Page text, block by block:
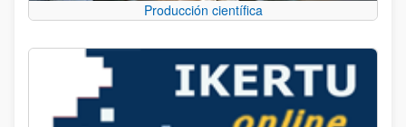
Producción científica